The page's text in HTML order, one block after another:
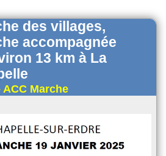
des villages,
accompagnée
13 km à La
ACC Marche